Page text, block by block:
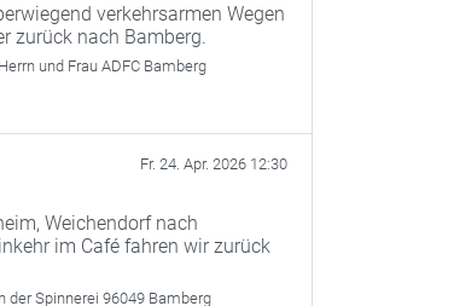
verkehrsarmen Wegen
zurück nach Bamberg.
Herrn und Frau ADFC Bamberg
Fr. 24. Apr. 2026 12:30
Weichendorf nach
im Café fahren wir zurück
der Spinnerei 96049 Bamberg